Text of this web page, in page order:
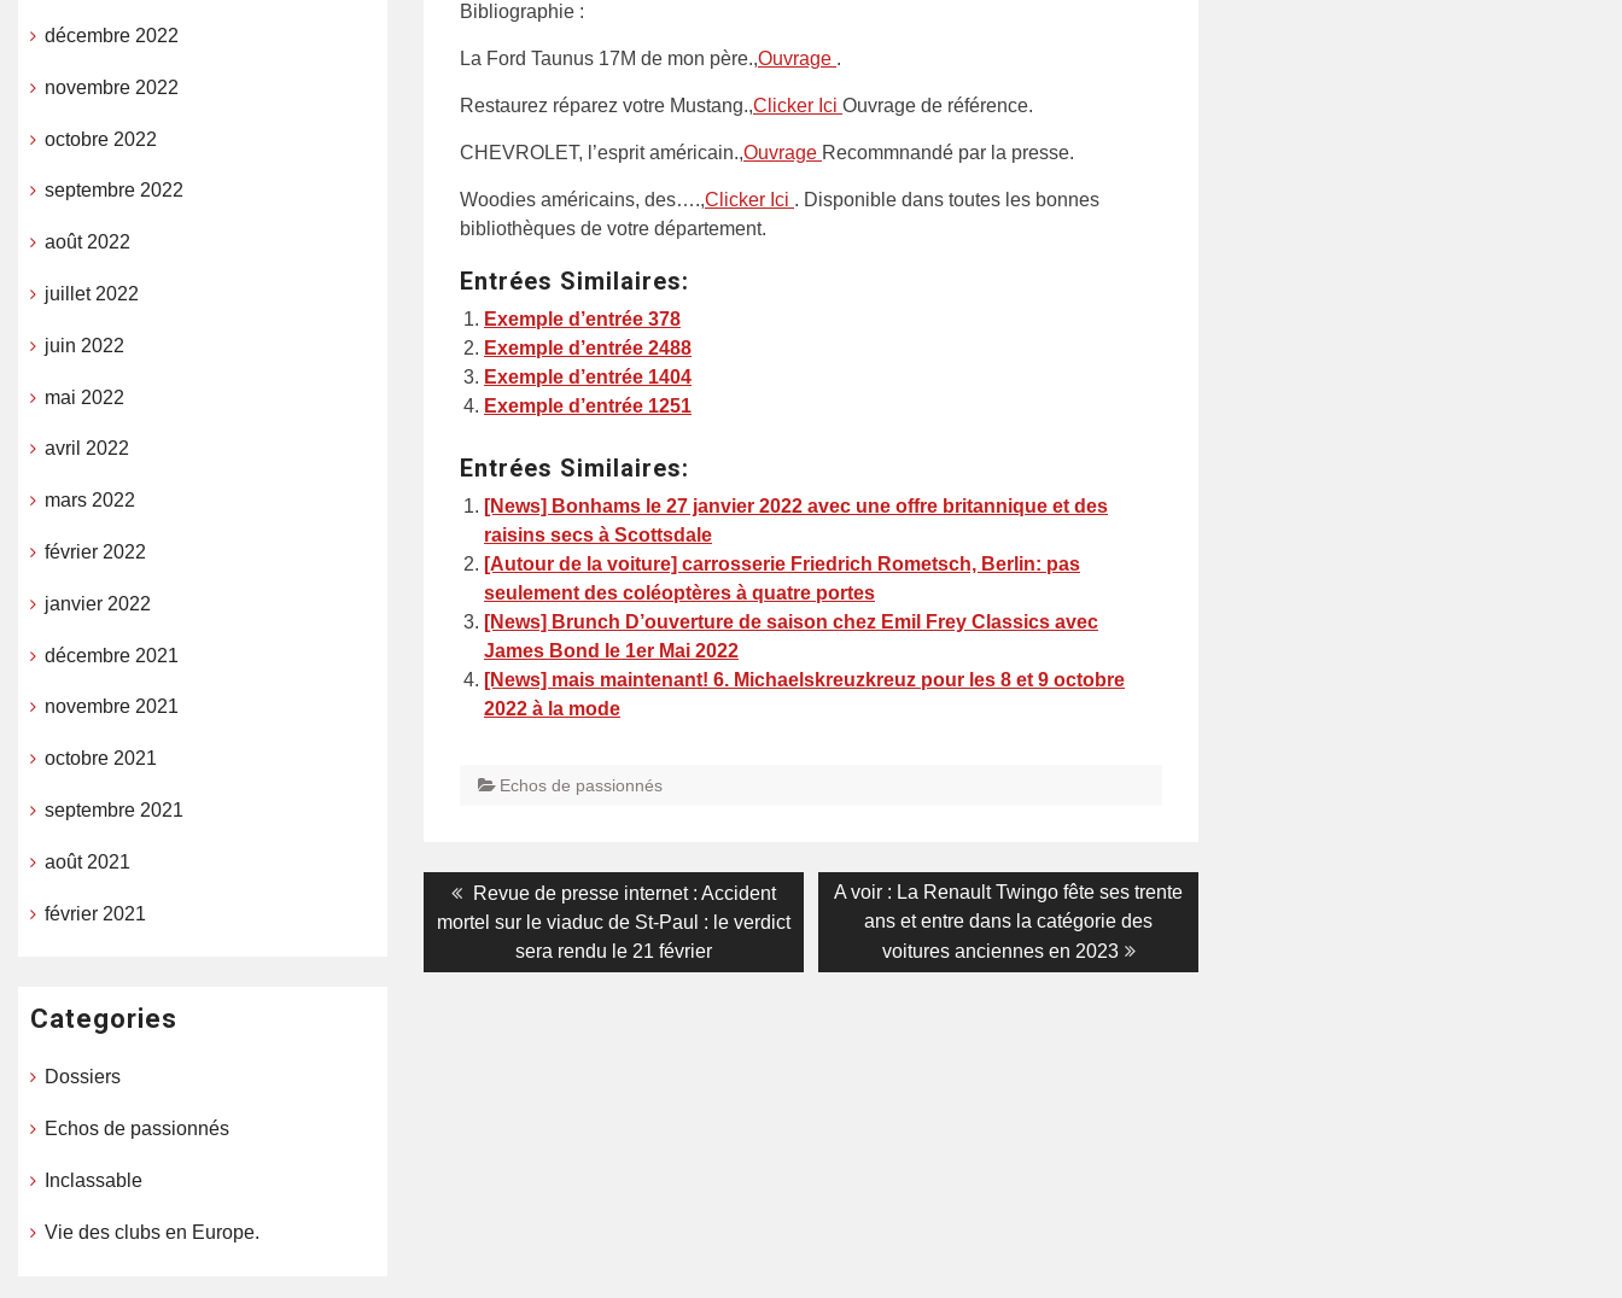
Bibliographie :
La Ford Taunus 17M de mon père.,Ouvrage .
Restaurez réparez votre Mustang.,Clicker Ici Ouvrage de référence.
CHEVROLET, l’esprit américain.,Ouvrage Recommnandé par la presse.
Woodies américains, des….,Clicker Ici . Disponible dans toutes les bonnes
bibliothèques de votre département.
Entrées Similaires:
Exemple d’entrée 378
Exemple d’entrée 2488
Exemple d’entrée 1404
Exemple d’entrée 1251
Entrées Similaires:
[News] Bonhams le 27 janvier 2022 avec une offre britannique et des
raisins secs à Scottsdale
[Autour de la voiture] carrosserie Friedrich Rometsch, Berlin: pas
seulement des coléoptères à quatre portes
[News] Brunch D’ouverture de saison chez Emil Frey Classics avec
James Bond le 1er Mai 2022
[News] mais maintenant! 6. Michaelskreuzkreuz pour les 8 et 9 octobre
2022 à la mode
Echos de passionnés
Navigation
de
l’article
Previous
post:
Revue de presse internet : Accident
mortel sur le viaduc de St-Paul : le verdict
sera rendu le 21 février
Next
post:
A voir : La Renault Twingo fête ses trente
ans et entre dans la catégorie des
voitures anciennes en 2023
décembre 2022
novembre 2022
octobre 2022
septembre 2022
août 2022
juillet 2022
juin 2022
mai 2022
avril 2022
mars 2022
février 2022
janvier 2022
décembre 2021
novembre 2021
octobre 2021
septembre 2021
août 2021
février 2021
Categories
Dossiers
Echos de passionnés
Inclassable
Vie des clubs en Europe.